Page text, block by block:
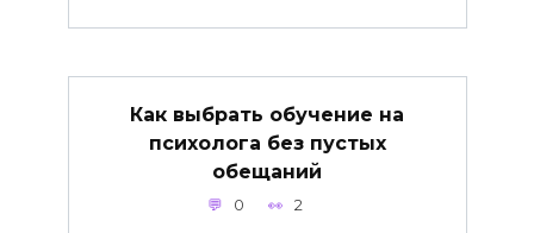
Как выбрать обучение на
психолога без пустых
обещаний
0 2